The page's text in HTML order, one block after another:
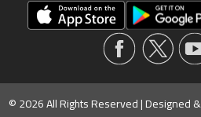
© 2026 All Rights Reserved | Designed